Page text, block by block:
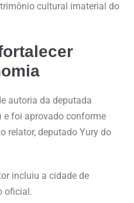
cultural imaterial do
autoria da deputada
e foi aprovado conforme
relator, deputado Yury do
incluiu a cidade de
oficial.